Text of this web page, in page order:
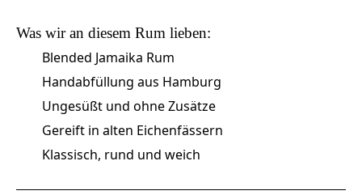
Was wir an diesem Rum lieben:
Blended Jamaika Rum
Handabfüllung aus Hamburg
Ungesüßt und ohne Zusätze
Gereift in alten Eichenfässern
Klassisch, rund und weich